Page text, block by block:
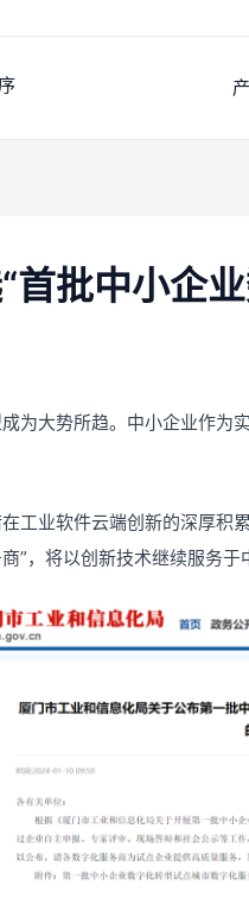
首批中小企
为大势所趋。中小企业作为
工业软件云端创新的深厚积
”，将以创新技术继续服务于